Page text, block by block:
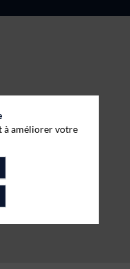
à améliorer votre